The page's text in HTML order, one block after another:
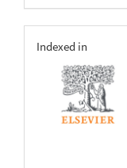
indexing
Indexed in